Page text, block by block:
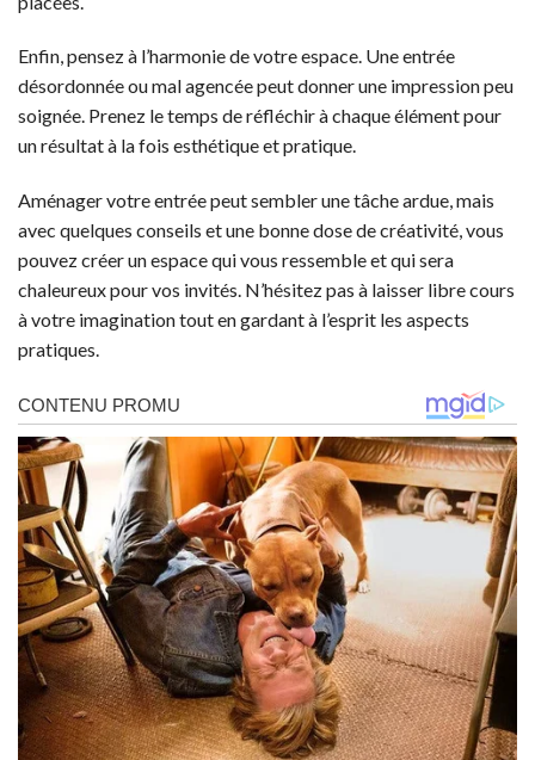
Enfin, pensez à l’harmonie de votre espace. Une entrée
désordonnée ou mal agencée peut donner une impression peu
soignée. Prenez le temps de réfléchir à chaque élément pour
un résultat à la fois esthétique et pratique.
Aménager votre entrée peut sembler une tâche ardue, mais
avec quelques conseils et une bonne dose de créativité, vous
pouvez créer un espace qui vous ressemble et qui sera
chaleureux pour vos invités. N’hésitez pas à laisser libre cours
à votre imagination tout en gardant à l’esprit les aspects
pratiques.